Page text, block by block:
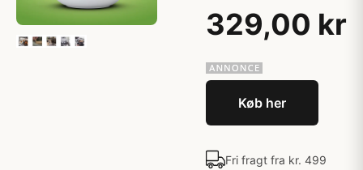
329,00 kr
Køb her
Fri fragt fra kr. 499